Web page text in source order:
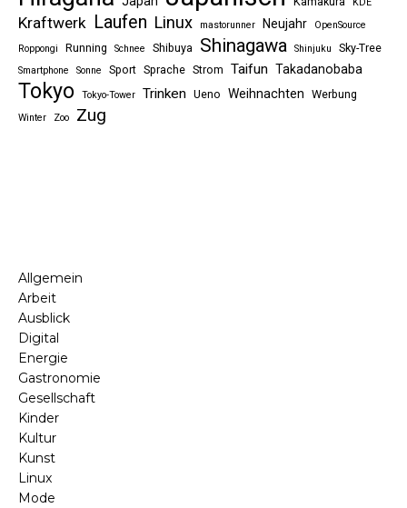
Kraftwerk Laufen Linux mastorunner Neujahr
OpenSource
Roppongi
Running Schnee Shibuya Shinagawa Shinjuku Sky-Tree
Smartphone Sonne Sport Sprache Strom Taifun Takadanobaba
Tokyo Tokyo-Tower Trinken Ueno Weihnachten Werbung
Winter Zoo Zug
Allgemein
Arbeit
Ausblick
Digital
Energie
Gastronomie
Gesellschaft
Kinder
Kultur
Kunst
Linux
Mode